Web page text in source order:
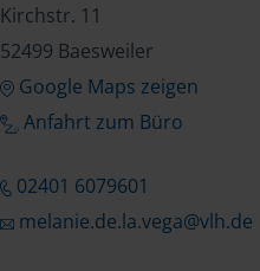
Kirchstr. 11
52499 Baesweiler
Google Maps zeigen
Anfahrt zum Büro
02401 6079601
melanie.de.la.vega@vlh.de